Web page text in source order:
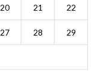
20 21 22
27 28 29